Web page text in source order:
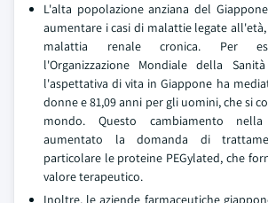
L'alta popolazione anziana del
aumentare i casi di malattie legate
malattia renale cronica. Per
l'Organizzazione Mondiale della
l'aspettativa di vita in Giappone ha
donne e 81,09 anni per gli uomini, che si
mondo. Questo cambiamento
aumentato la domanda di
particolare le proteine PEGylated, che
valore terapeutico.
Inoltre, le aziende farmaceutiche